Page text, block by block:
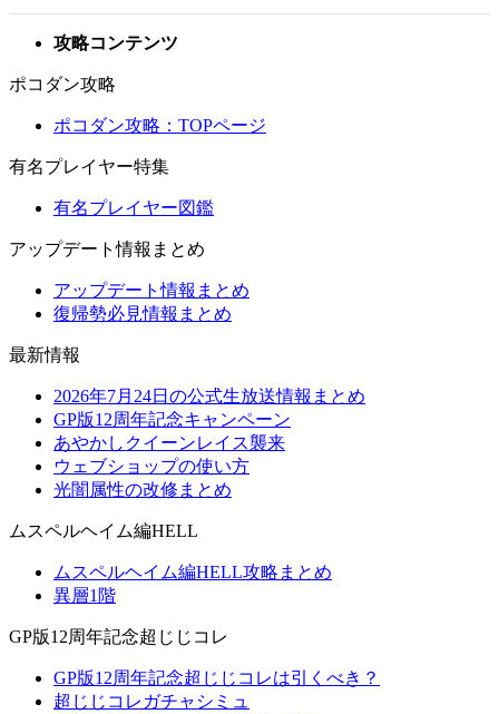
攻略コンテンツ
ポコダン攻略
ポコダン攻略：TOPページ
有名プレイヤー特集
有名プレイヤー図鑑
アップデート情報まとめ
アップデート情報まとめ
復帰勢必見情報まとめ
最新情報
2026年7月24日の公式生放送情報まとめ
GP版12周年記念キャンペーン
あやかしクイーンレイス襲来
ウェブショップの使い方
光闇属性の改修まとめ
ムスペルヘイム編HELL
ムスペルヘイム編HELL攻略まとめ
異層1階
GP版12周年記念超じじコレ
GP版12周年記念超じじコレは引くべき？
超じじコレガチャシミュ